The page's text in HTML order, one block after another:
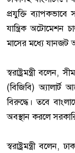
প্রযুক্তি
যান্ত্রিক অটোমেশন
মাসের মধ্যে
স্বরাষ্ট্রমন্ত্রী বলেন,
(বিজিবি)
বিরুদ্ধে। তবে
অবস্থান করলে
স্বরাষ্ট্রমন্ত্রী বলেন,